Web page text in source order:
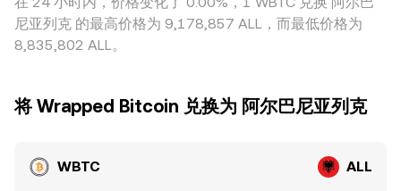
尼亚列克 的最高价格为 9,178,857 ALL，而最低价格为
8,835,802 ALL。
将 Wrapped Bitcoin 兑换为 阿尔巴尼亚列克
WBTC ALL